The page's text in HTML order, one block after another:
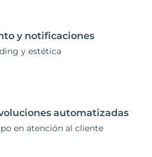
y notificaciones
y estética
automatizadas
en atención al cliente